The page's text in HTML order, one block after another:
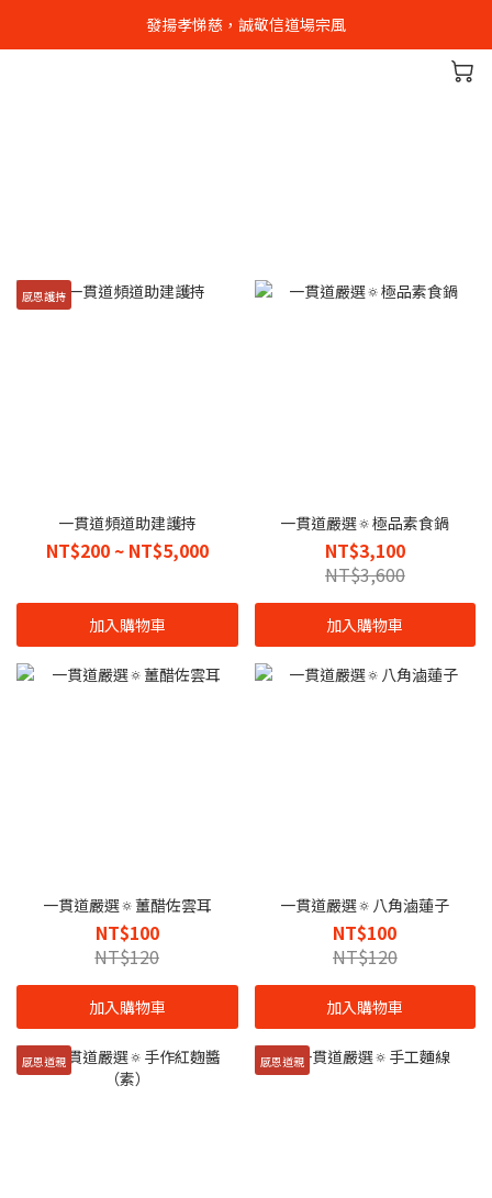
發揚孝悌慈，誠敬信道場宗風
感恩護持
一貫道頻道助建護持
NT$200 ~ NT$5,000
加入購物車
一貫道嚴選🔅極品素食鍋
NT$3,100
NT$3,600
加入購物車
一貫道嚴選🔅薑醋佐雲耳
NT$100
NT$120
加入購物車
一貫道嚴選🔅八角滷蓮子
NT$100
NT$120
加入購物車
感恩道親 感恩道親